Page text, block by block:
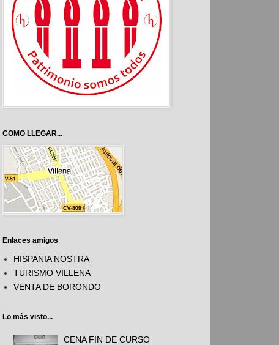
COMO LLEGAR...
Enlaces amigos
HISPANIA NOSTRA
TURISMO VILLENA
VENTA DE BORONDO
Lo más visto...
CENA FIN DE CURSO